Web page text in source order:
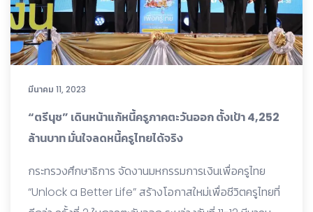
มีนาคม 11, 2023
“ตรีนุช” เดินหน้าแก้หนี้ครูภาคตะวันออก ตั้งเป้า 4,252
ล้านบาท มั่นใจลดหนี้ครูไทยได้จริง
กระทรวงศึกษาธิการ จัดงานมหกรรมการเงินเพื่อครูไทย
“Unlock a Better Life” สร้างโอกาสใหม่เพื่อชีวิตครูไทยที่